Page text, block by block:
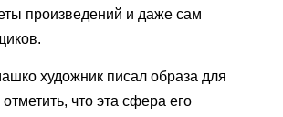
произведений и даже сам
художник писал образа для
что эта сфера его